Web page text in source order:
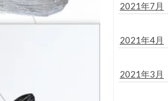
2021年7月
2021年4月
2021年3月